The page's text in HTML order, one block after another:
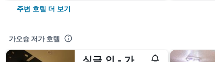
주변 호텔 더 보기
가오슝 저가 호텔